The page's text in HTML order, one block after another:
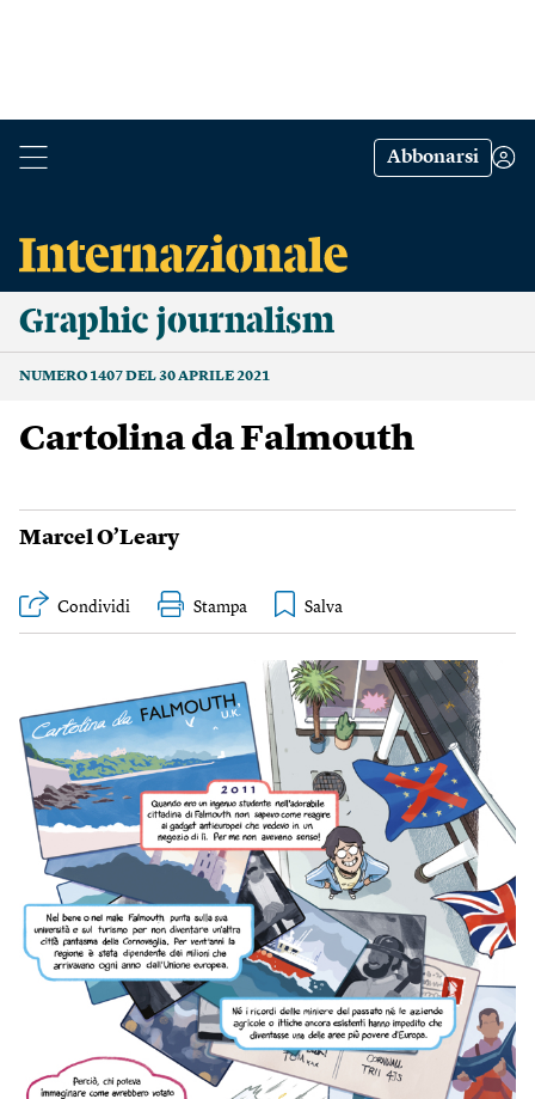
Abbonarsi
Graphic journalism
NUMERO 1407 DEL 30 APRILE 2021
Cartolina da Falmouth
Marcel O’Leary
Condividi Stampa